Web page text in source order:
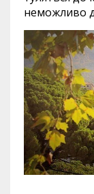
неможливо